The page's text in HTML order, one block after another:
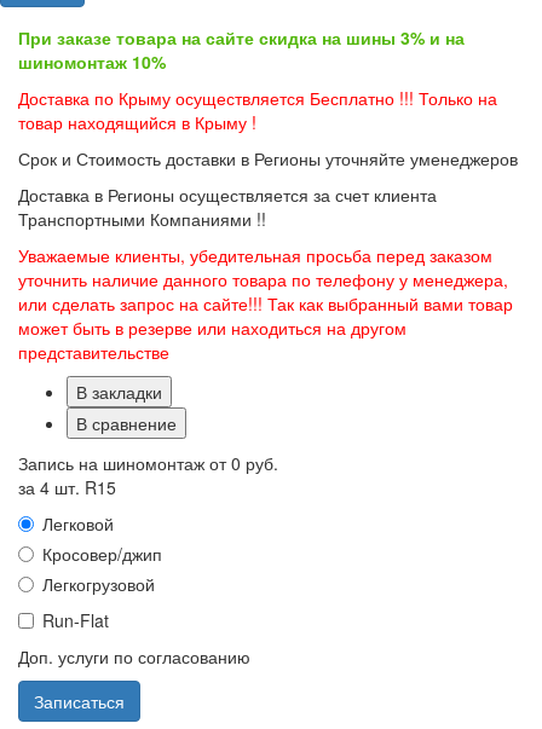
При заказе товара на сайте скидка на шины 3% и на
шиномонтаж 10%
Доставка по Крыму осуществляется Бесплатно !!! Только на
товар находящийся в Крыму !
Срок и Стоимость доставки в Регионы уточняйте уменеджеров
Доставка в Регионы осуществляется за счет клиента
Транспортными Компаниями !!
Уважаемые клиенты, убедительная просьба перед заказом
уточнить наличие данного товара по телефону у менеджера,
или сделать запрос на сайте!!! Так как выбранный вами товар
может быть в резерве или находиться на другом
представительстве
В закладки
В сравнение
Запись на шиномонтаж от0 руб.
за 4 шт. R15
Легковой
Кросовер/джип
Легкогрузовой
Run-Flat
Доп. услуги по согласованию
Записаться